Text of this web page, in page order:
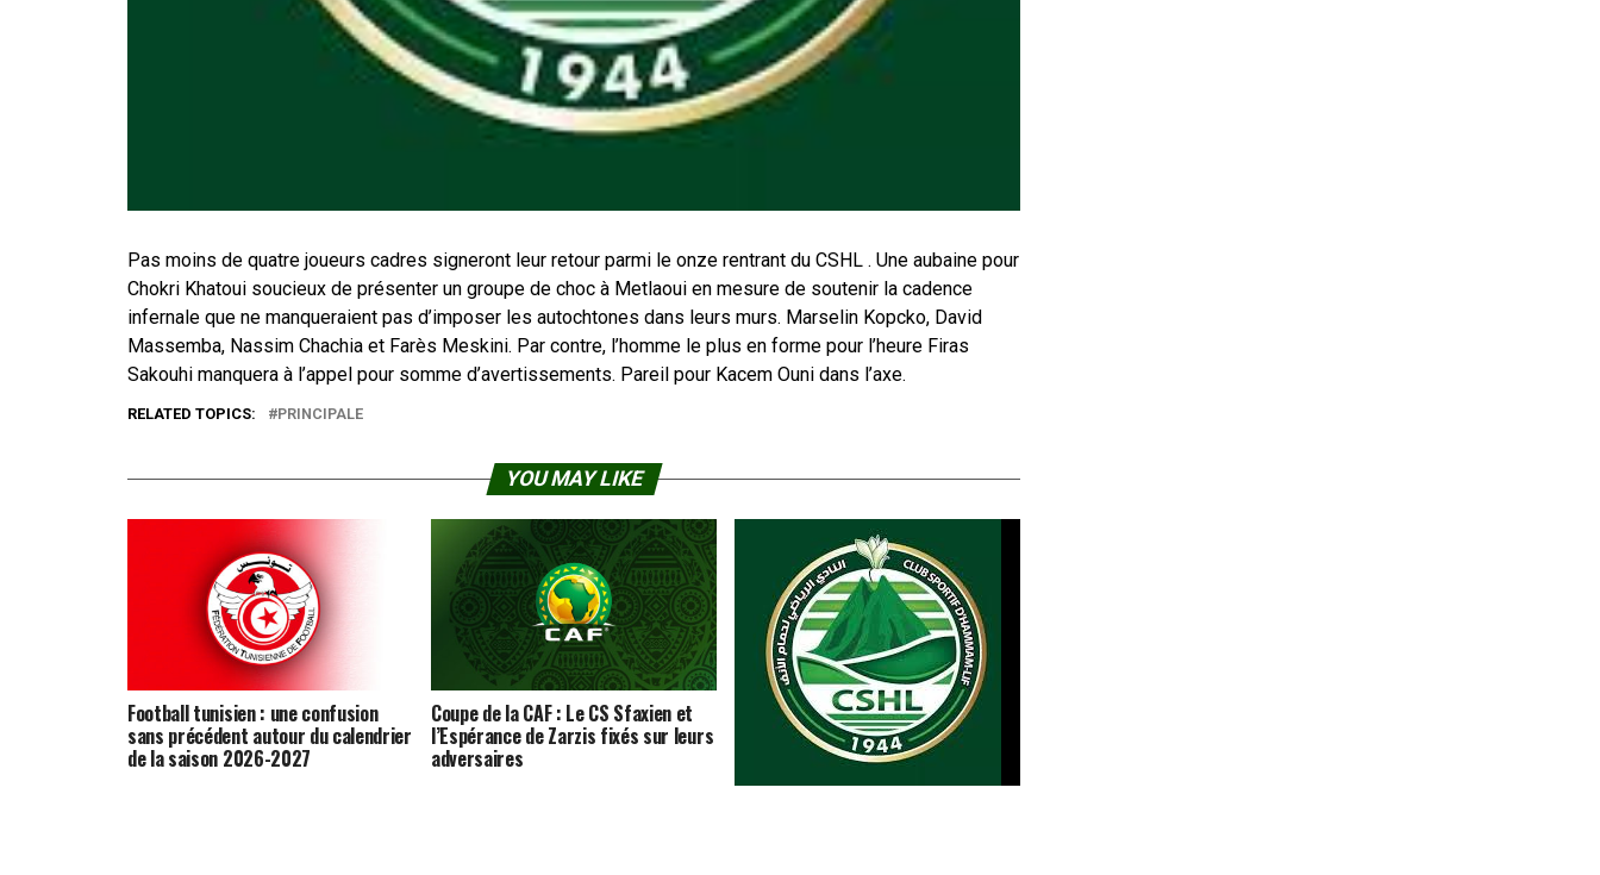
Pas moins de quatre joueurs cadres signeront leur retour parmi le onze rentrant du CSHL . Une aubaine pour
Chokri Khatoui soucieux de présenter un groupe de choc à Metlaoui en mesure de soutenir la cadence
infernale que ne manqueraient pas d’imposer les autochtones dans leurs murs. Marselin Kopcko, David
Massemba, Nassim Chachia et Farès Meskini. Par contre, l’homme le plus en forme pour l’heure Firas
Sakouhi manquera à l’appel pour somme d’avertissements. Pareil pour Kacem Ouni dans l’axe.
RELATED TOPICS: PRINCIPALE
YOU MAY LIKE
Football tunisien : une confusion
sans précédent autour du calendrier
de la saison 2026-2027
Coupe de la CAF : Le CS Sfaxien et
l’Espérance de Zarzis fixés sur leurs
adversaires